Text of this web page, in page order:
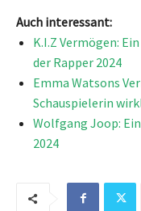
Auch interessant:
K.I.Z Vermögen:
der Rapper 2024
Emma Watsons
Schauspielerin
Wolfgang Joop:
2024